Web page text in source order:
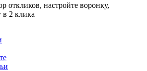
откликов, настройте воронку,
в 2 клика